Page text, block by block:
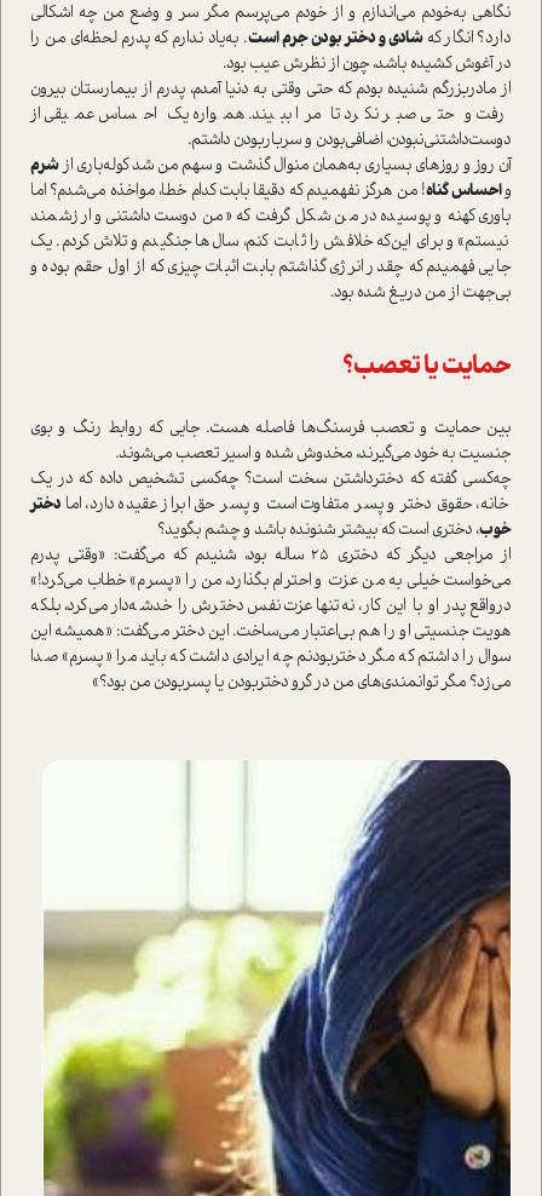
نگاهی به‌خودم می‌اندازم و از خودم می‌پرسم مگر سر و وضع من چه اشکالی
دارد؟ انگار که شادی و دختر بودن جرم ا‌ست. به‌یاد ندارم که پدرم لحظه‌ای من را
در آغوش کشیده باشد، چون از نظرش عیب بود.
از مادربزرگم شنیده بودم که حتی وقتی به دنیا آمدم، پدرم از بیمارستان بیرون
رفت و حتی صبر نکرد تا مرا ببیند. همواره یک احساس عمیقی از
دوست‌داشتنی‌نبودن، اضافی‌بودن و سربار‌بودن داشتم.
آن روز و روزهای بسیاری به‌همان منوال گذشت و سهم من شد کوله‌باری ازشرم
واحساس گناه! من هرگز نفهمیدم که دقیقا بابت کدام خطا، مواخذه می‌شدم؟ اما
باوری کهنه و پوسیده در من شکل گرفت که «من دوست‌داشتنی و ارزشمند
نیستم» و برای این‌که خلافش را ثابت کنم، سال‌ها جنگیدم و تلاش کردم. یک
جایی فهمیدم که چقدر انرژی گذاشتم بابت اثبات چیزی که از اول حقم بوده و
بی‌جهت از من دریغ شده بود.
حمایت یا تعصب؟
بین حمایت و تعصب فرسنگ‌ها فاصله هست. جایی که روابط رنگ و بوی
جنسیت به خود می‌گیرند، مخدوش شده و اسیر تعصب می‌شوند.
چه‌کسی گفته که دختر‌داشتن سخت ا‌ست؟ چه‌کسی تشخیص داده که در یک
خانه، حقوق دختر و پسر متفاوت ا‌ست و پسر حق ابراز عقیده دارد، اما دختر
خوب، دختری ا‌ست که بیشتر شنونده باشد و چشم بگوید؟
از مراجعی دیگر که دختری ۲۵ ساله بود، شنیدم که می‌گفت‌: «وقتی پدرم
می‌خوا‌ست خیلی به من عزت و احترام بگذارد، من را «پسرم» خطاب می‌کرد!»
در‌واقع پدر او با این کار، نه‌تنها عزت‌نفس دخترش را خدشه‌دار می‌کرد، بلکه
هویت جنسیتی او را هم بی‌اعتبار می‌ساخت. این دختر می‌گفت‌: «همیشه این
سوال را داشتم که مگر دختر‌بودنم چه ایرادی داشت که باید مرا «پسرم» صدا
می‌زد؟ مگر توانمندی‌های من در گرو دختر‌بودن یا پسر‌بودن من بود؟»